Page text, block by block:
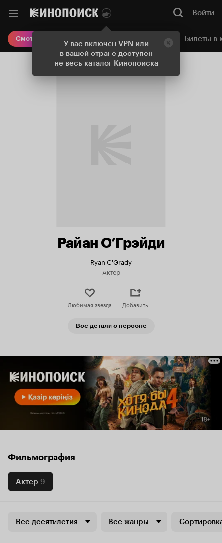
У вас включен VPN или
в вашей стране доступен
не весь каталог Кинопоиска
Войти
Смотреть кино Онлайн-кинотеатр Билеты в
Райан О’Грэйди
Ryan O'Grady
Актер
Любимая звезда Добавить
Все детали о персоне
Фильмография
Актер 9
Все десятилетия Все жанры